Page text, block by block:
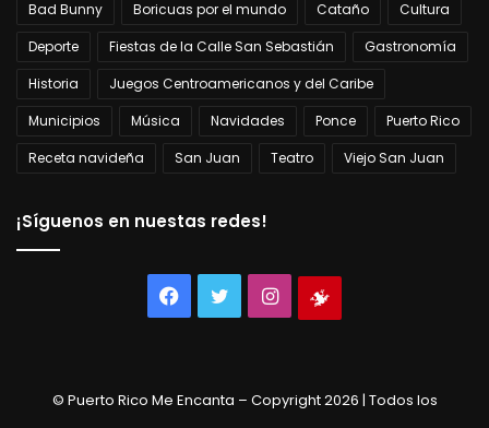
Bad Bunny Boricuas por el mundo Cataño
Cultura
Deporte
Fiestas de la Calle San Sebastián
Gastronomía
Historia
Juegos Centroamericanos y del Caribe
Municipios
Música Navidades Ponce
Puerto Rico
Receta navideña
San Juan Teatro Viejo San Juan
¡Síguenos en nuestas redes!
Facebook
TwitterInstagram
© Puerto Rico Me Encanta – Copyright 2026 | Todos los